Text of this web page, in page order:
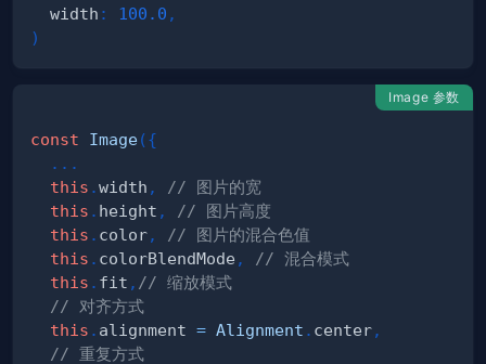
  width
: 100.0 ,
)
Image 参数
const Image({
. . .
this .width ,
// 图片的宽
this . height ,
// 图片高度
this . color,
// 图片的混合色值
this . colorBlendMode ,
// 混合模式
this . fit , // 缩放模式
// 对齐方式
this . alignment = Alignment . center,
// 重复方式